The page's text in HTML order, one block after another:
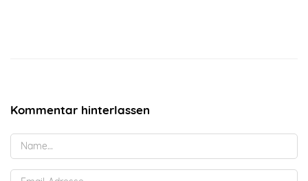
Kommentar hinterlassen